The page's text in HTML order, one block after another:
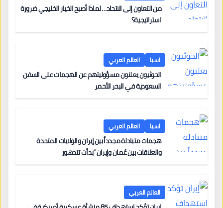
من التعاون إلى الاتحاد… لماذا أصبح الخيار الخليجي ضرورة
استراتيجية؟
اسيا العالم العربي
الحوثيون يعلنون مسؤوليتهم عن الهجمات على السفن
السعودية في البحر الأحمر
اسيا العالم العربي
هجمات متبادلة مجدداً بين إيران والولايات المتحدة
والعلاقات بين عُمان وإيران “بدأت تتدهور
العالم العربي